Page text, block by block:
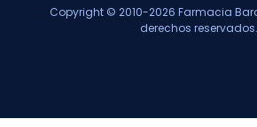
Copyright © 2010-2026 Farmacia
derechos reservados.